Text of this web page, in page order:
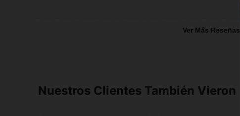
Ver Más Reseñas
Nuestros Clientes También Vieron